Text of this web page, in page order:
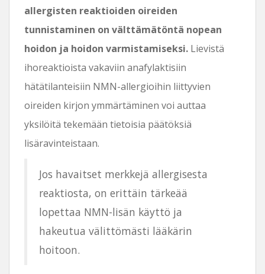
allergisten reaktioiden oireiden
tunnistaminen on välttämätöntä nopean
hoidon ja hoidon varmistamiseksi. Lievistä
ihoreaktioista vakaviin anafylaktisiin
hätätilanteisiin NMN-allergioihin liittyvien
oireiden kirjon ymmärtäminen voi auttaa
yksilöitä tekemään tietoisia päätöksiä
lisäravinteistaan.
Jos havaitset merkkejä allergisesta
reaktiosta, on erittäin tärkeää
lopettaa NMN-lisän käyttö ja
hakeutua välittömästi lääkärin
hoitoon.